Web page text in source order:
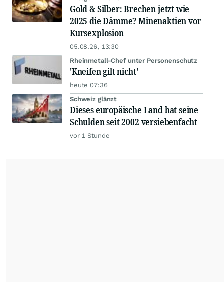
Gold & Silber: Brechen jetzt wie
2025 die Dämme? Minenaktien vor
Kursexplosion
05.08.26, 13:30
Rheinmetall-Chef unter Personenschutz
'Kneifen gilt nicht'
heute 07:36
Schweiz glänzt
Dieses europäische Land hat seine
Schulden seit 2002 versiebenfacht
vor 1 Stunde